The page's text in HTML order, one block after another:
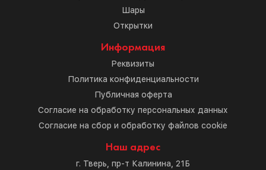
Шары
Открытки
Информация
Реквизиты
Политика конфиденциальности
Публичная оферта
Согласие на обработку персональных данных
Согласие на сбор и обработку файлов cookie
Наш адрес
г. Тверь, пр-т Калинина, 21Б